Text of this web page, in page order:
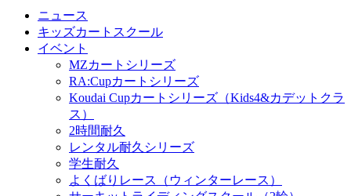
ニュース
キッズカートスクール
イベント
MZカートシリーズ
RA:Cupカートシリーズ
Koudai Cupカートシリーズ（Kids4&カデットクラ
ス）
2時間耐久
レンタル耐久シリーズ
学生耐久
よくばりレース（ウィンターレース）